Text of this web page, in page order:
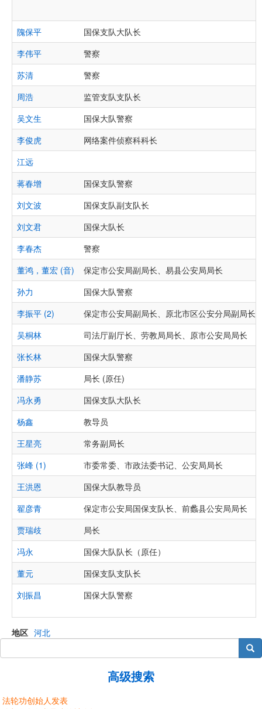
隗保平
国保支队大队长
李伟平
警察
苏清
警察
周浩
监管支队支队长
吴文生
国保大队警察
李俊虎
网络案件侦察科科长
江远
蒋春增
国保支队警察
刘文波
国保支队副支队长
刘文君
国保大队长
李春杰
警察
董鸿，董宏 (音)
保定市公安局副局长、易县公安局局长
孙力
国保大队警察
李振平 (2)
保定市公安局副局长、原北市区公安分局副局长
吴桐林
司法厅副厅长、劳教局局长、原市公安局局长
张长林
国保大队警察
潘静苏
局长 (原任)
冯永勇
国保支队大队长
杨鑫
教导员
王星亮
常务副局长
张峰 (1)
市委常委、市政法委书记、公安局局长
王洪恩
国保大队教导员
翟彦青
保定市公安局国保支队长、前蠡县公安局局长
贾瑞歧
局长
冯永
国保大队队长（原任）
董元
国保支队支队长
刘振昌
国保大队警察
地区 河北
搜索
高级搜索
法轮功创始人发表